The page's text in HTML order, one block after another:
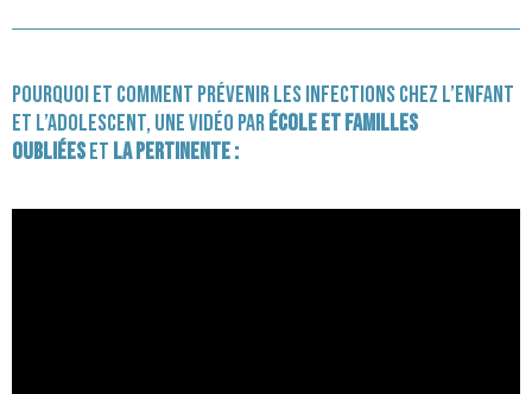
Pourquoi et comment prévenir les infections chez l’enfant
et l’adolescent, une vidéo parÉcole et Familles
Oubliéeset La Pertinente :